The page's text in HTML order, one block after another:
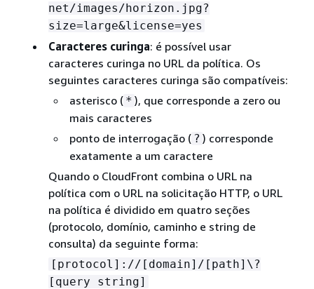
net/images/horizon.jpg?
size=large&license=yes
Caracteres curinga: é possível usar
caracteres curinga no URL da política. Os
seguintes caracteres curinga são compatíveis:
asterisco ( * ), que corresponde a zero ou
mais caracteres
ponto de interrogação ( ? ) corresponde
exatamente a um caractere
Quando o CloudFront combina o URL na
política com o URL na solicitação HTTP, o URL
na política é dividido em quatro seções
(protocolo, domínio, caminho e string de
consulta) da seguinte forma:
[protocol]://[domain]/[path]\?
[query string]